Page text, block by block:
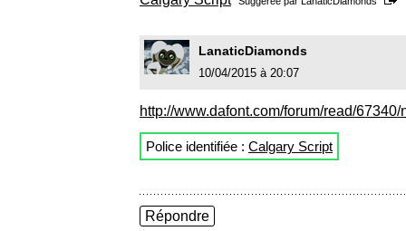
LanaticDiamonds
10/04/2015 à 20:07
http://www.dafont.com/forum/read/
Police identifiée : Calgary Script
Répondre